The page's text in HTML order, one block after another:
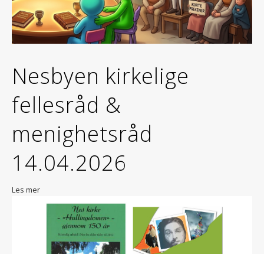
Nesbyen kirkelige
fellesråd &
menighetsråd
14.04.2026
Les mer